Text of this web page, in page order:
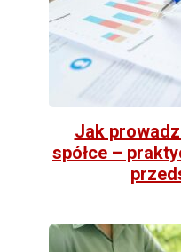
Jak
spółce –